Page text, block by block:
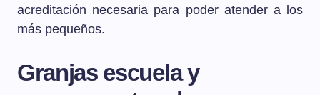
acreditación necesaria para poder atender a los
más pequeños.
Granjas escuela y